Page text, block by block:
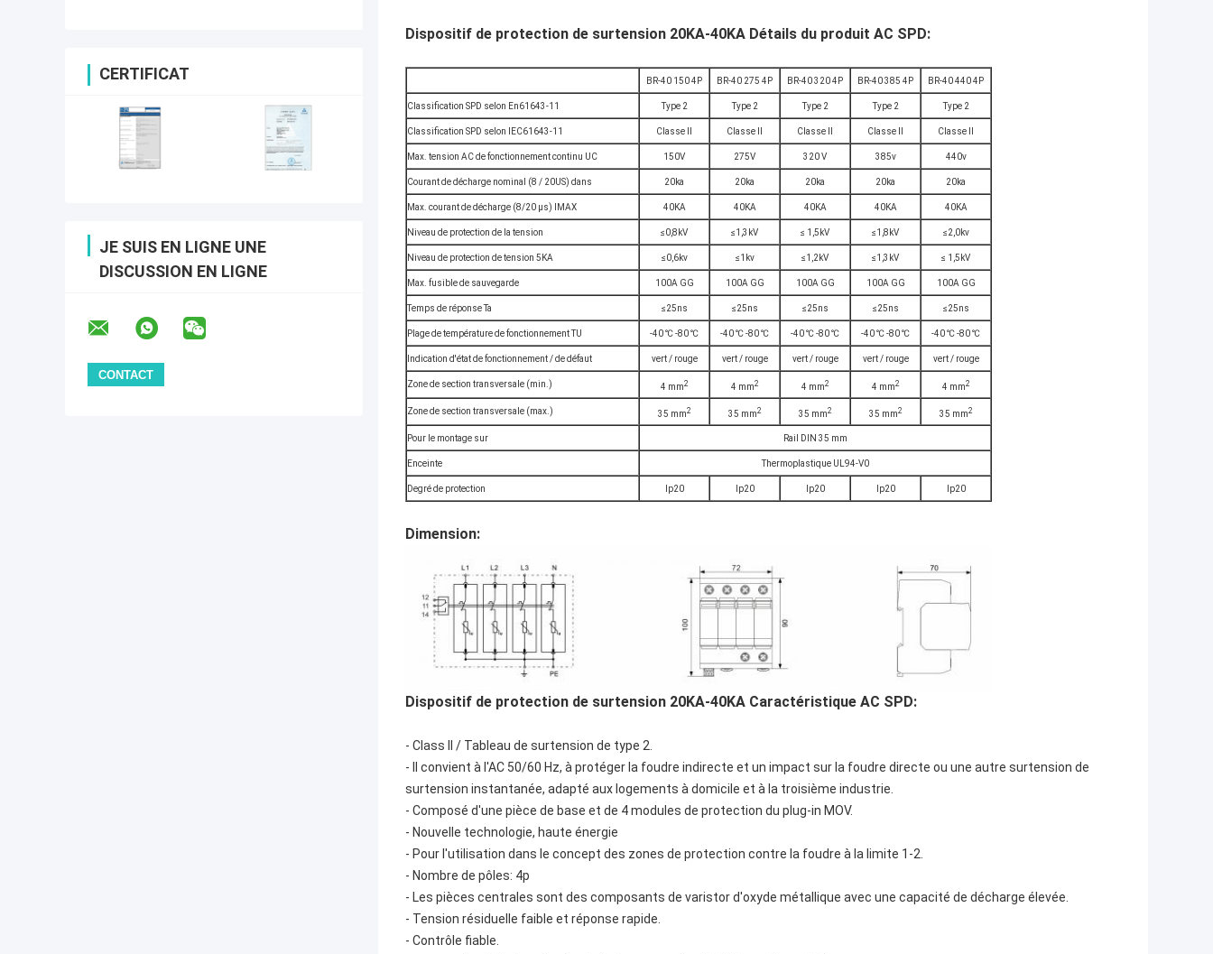
CERTIFICAT
JE SUIS EN LIGNE UNE
DISCUSSION EN LIGNE
Dispositif de protection de surtension 20KA-40KA Détails du produit AC SPD:
BR-40 150 4P BR-40 275 4P BR-40 320 4P BR-40 385 4P BR-40 440 4P
Classification SPD selon En61643-11 Type 2 Type 2 Type 2 Type 2 Type 2
Classification SPD selon IEC61643-11 Classe II Classe II Classe II Classe II Classe II
Max. tension AC de fonctionnement continu UC 150V 275V 320 V 385v 440v
Courant de décharge nominal (8 / 20US) dans 20ka 20ka 20ka 20ka 20ka
Max. courant de décharge (8/20 μs) IMAX 40KA 40KA 40KA 40KA 40KA
Niveau de protection de la tension ≤0,8kV ≤1,3kV ≤ 1,5kV ≤1,8kV ≤2,0kv
Niveau de protection de tension 5KA ≤0,6kv ≤1kv ≤1,2kV ≤1,3kV ≤ 1,5kV
Max. fusible de sauvegarde 100A GG 100A GG 100A GG 100A GG 100A GG
Temps de réponse Ta ≤25ns ≤25ns ≤25ns ≤25ns ≤25ns
Plage de température de fonctionnement TU -40 ℃ -80 ℃ -40 ℃ -80 ℃ -40 ℃ -80 ℃ -40 ℃ -80 ℃ -40 ℃ -80 ℃
Indication d'état de fonctionnement / de défaut vert / rouge vert / rouge vert / rouge vert / rouge vert / rouge
Zone de section transversale (min.) 4 mm2 4 mm2 4 mm2 4 mm2 4 mm2
Zone de section transversale (max.) 35 mm2 35 mm2 35 mm2 35 mm2 35 mm2
Pour le montage sur Rail DIN 35 mm
Enceinte Thermoplastique UL94-V0
Degré de protection Ip20 Ip20 Ip20 Ip20 Ip20
Dimension:
Dispositif de protection de surtension 20KA-40KA Caractéristique AC SPD:
- Class II / Tableau de surtension de type 2.
- Il convient à l'AC 50/60 Hz, à protéger la foudre indirecte et un impact sur la foudre directe ou une autre surtension de
surtension instantanée, adapté aux logements à domicile et à la troisième industrie.
- Composé d'une pièce de base et de 4 modules de protection du plug-in MOV.
- Nouvelle technologie, haute énergie
- Pour l'utilisation dans le concept des zones de protection contre la foudre à la limite 1-2.
- Nombre de pôles: 4p
- Les pièces centrales sont des composants de varistor d'oxyde métallique avec une capacité de décharge élevée.
- Tension résiduelle faible et réponse rapide.
- Contrôle fiable.